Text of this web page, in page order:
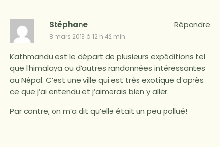
Stéphane
8 mars 2013 à 12 h 42 min
Kathmandu est le départ de plusieurs expéditions tel
que l’himalaya ou d’autres randonnées intéressantes
au Népal. C’est une ville qui est très exotique d’après
ce que j’ai entendu et j’aimerais bien y aller.
Par contre, on m’a dit qu’elle était un peu pollué!
Répondre